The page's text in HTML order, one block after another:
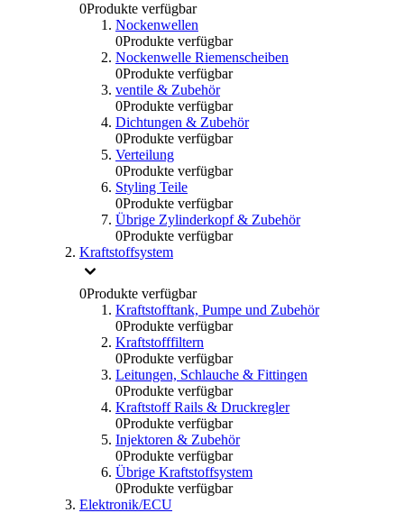
0Produkte verfügbar
Nockenwellen
0Produkte verfügbar
Nockenwelle Riemenscheiben
0Produkte verfügbar
ventile & Zubehör
0Produkte verfügbar
Dichtungen & Zubehör
0Produkte verfügbar
Verteilung
0Produkte verfügbar
Styling Teile
0Produkte verfügbar
Übrige Zylinderkopf & Zubehör
0Produkte verfügbar
Kraftstoffsystem
0Produkte verfügbar
Kraftstofftank, Pumpe und Zubehör
0Produkte verfügbar
Kraftstofffiltern
0Produkte verfügbar
Leitungen, Schlauche & Fittingen
0Produkte verfügbar
Kraftstoff Rails & Druckregler
0Produkte verfügbar
Injektoren & Zubehör
0Produkte verfügbar
Übrige Kraftstoffsystem
0Produkte verfügbar
Elektronik/ECU